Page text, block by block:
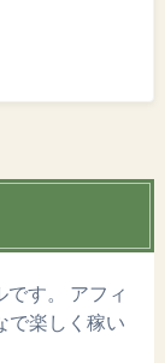
す。 アフィ
で楽しく稼い